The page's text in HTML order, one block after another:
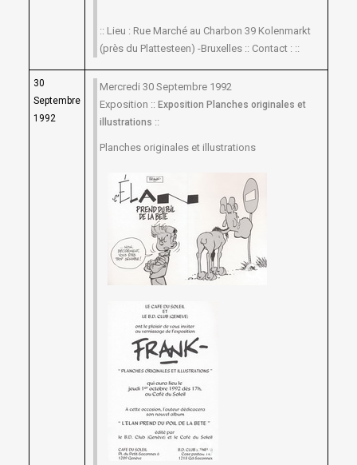
:: Lieu : Rue Marché au Charbon 39 Kolenmarkt
(près du Plattesteen) -Bruxelles :: Contact : ::
30
Septembre
1992
Mercredi 30 Septembre 1992
Exposition :: Exposition Planches originales et
illustrations ::
Planches originales et illustrations